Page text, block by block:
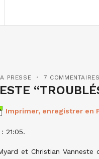
PRESSE 7 COMMENTAIRES
Imprimer, enregistrer en
21:05.
et Christian